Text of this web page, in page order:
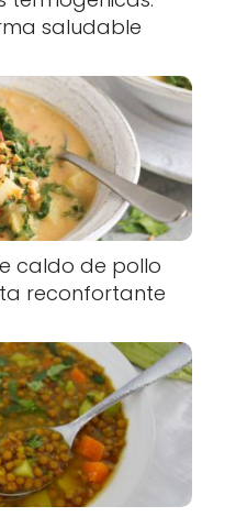
saludable
caldo de pollo
reconfortante